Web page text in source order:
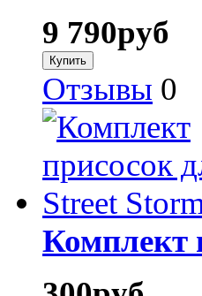
9 790руб
Отзывы 0
Комплект